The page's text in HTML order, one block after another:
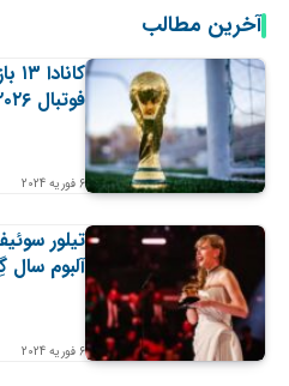
آخرین مطالب
فوتبال ۲۰۲۶ میزبان خواهد کرد
6 فوریه 2024
تیلور
آلبوم
6 فوریه 2024